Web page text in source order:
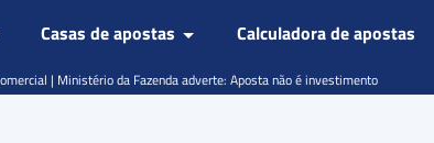
Casas de apostas Calculadora de apostas
| Ministério da Fazenda adverte: Aposta não é investimento